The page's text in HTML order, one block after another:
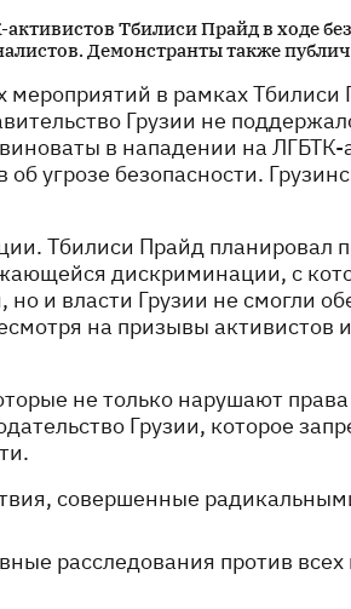
Тбилиси Прайд в ходе
Демонстранты также
в рамках Тбилиси
Грузии не
в нападении на
угрозе безопасности.
Тбилиси Прайд планировал
дискриминации, с
и власти Грузии не смогли
на призывы активистов
не только нарушают права
Грузии, которое
совершенные
расследования против